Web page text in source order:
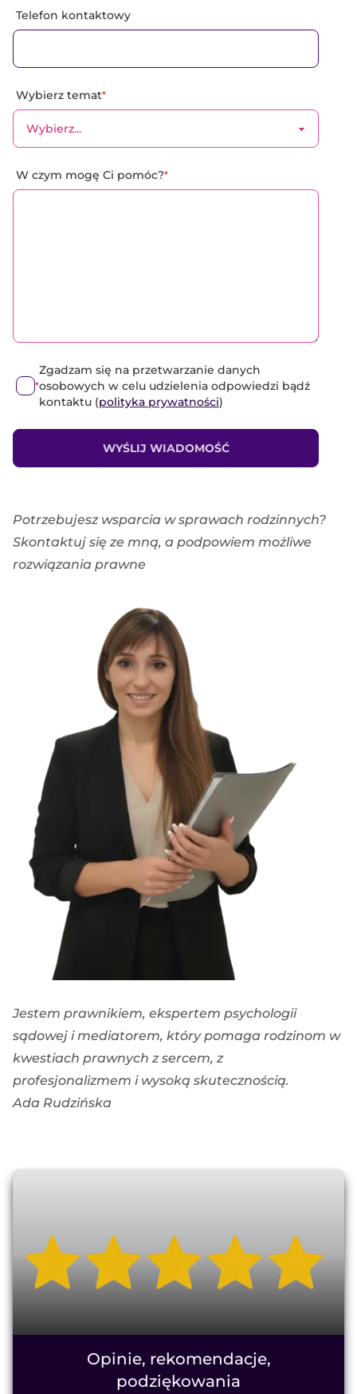
Telefon kontaktowy
Wybierz temat*
W czym mogę Ci pomóc?*
*
Zgadzam się na przetwarzanie danych
osobowych w celu udzielenia odpowiedzi bądź
kontaktu (polityka prywatności)
WYŚLIJ WIADOMOŚĆ
Potrzebujesz wsparcia w sprawach rodzinnych?
Skontaktuj się ze mną, a podpowiem możliwe
rozwiązania prawne
Jestem prawnikiem, ekspertem psychologii
sądowej i mediatorem, który pomaga rodzinom w
kwestiach prawnych z sercem, z
profesjonalizmem i wysoką skutecznością.
Ada Rudzińska
Opinie, rekomendacje,
podziękowania